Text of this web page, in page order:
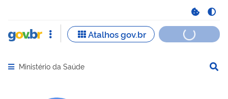
Abrir menu principal de navegação
Ministério da Saúde